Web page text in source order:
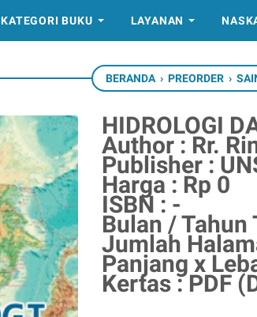
KATEGORI BUKU LAYANAN
BERANDA › PREORDER ›
HIDROLOGI
Author : Rr.
Publisher :
Harga : Rp 0
ISBN : -
Bulan / Tahun
Jumlah
Panjang x
Kertas : PDF